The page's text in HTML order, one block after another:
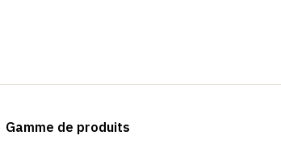
Gamme de produits